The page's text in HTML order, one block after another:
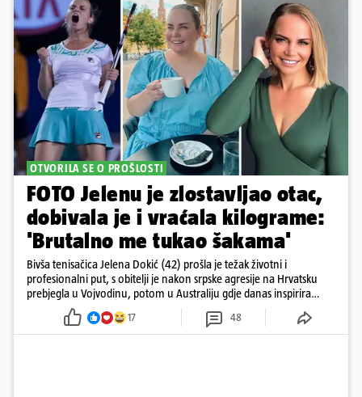
OTVORILA SE O PROŠLOSTI
FOTO Jelenu je zlostavljao otac,
dobivala je i vraćala kilograme:
'Brutalno me tukao šakama'
Bivša tenisačica Jelena Dokić (42) prošla je težak životni i
profesionalni put, s obitelji je nakon srpske agresije na Hrvatsku
prebjegla u Vojvodinu, potom u Australiju gdje danas inspirira
17 48